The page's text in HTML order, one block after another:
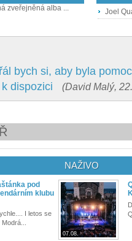
zveřejněná alba ... Joel
bych si, aby byla
dispozici
(David Malý,
pod
klubu
I letos se
NAŽIVO
07.08.